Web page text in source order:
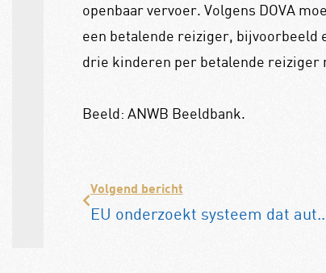
openbaar vervoer. Volgens DOVA
een betalende reiziger, bijvoorbeeld
drie kinderen per betalende reiziger
Beeld: ANWB Beeldbank.
Volgend bericht
EU onderzoekt systeem dat